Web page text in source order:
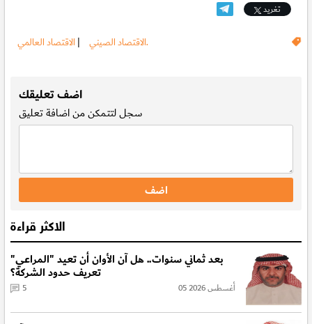
تغريد
الاقتصاد الصيني | الاقتصاد العالمي.
اضف تعليقك
سجللتتمكن من اضافة تعليق
الاكثر قراءة
بعد ثماني سنوات.. هل آن الأوان أن تعيد "المراعي"
تعريف حدود الشركة؟
05 أغسطس 2026 5